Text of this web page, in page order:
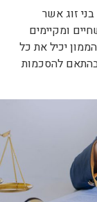
זוג אשר
ומקיימים
יכיל את כל
להסכמות